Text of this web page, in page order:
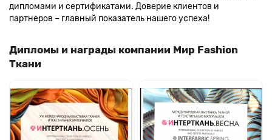
дипломами и сертификатами. Доверие клиентов и
партнеров – главный показатель нашего успеха!
Дипломы и награды компании Мир Fashion
Ткани